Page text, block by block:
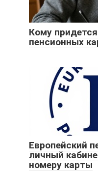
Кому
пенсионных
Европейский
личный
номеру карты